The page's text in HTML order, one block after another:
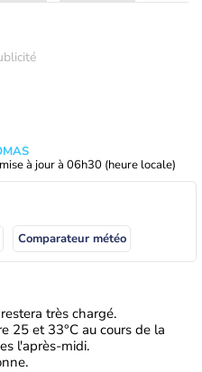
à jour à 06h30 (heure locale)
Comparateur météo
très chargé.
25 et 33°C au cours de la
l'après-midi.